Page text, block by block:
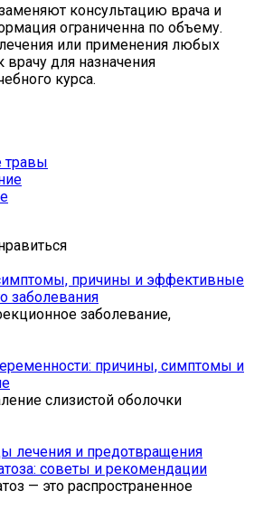
консультацию врача и
ограниченна по объему.
или применения любых
врачу для назначения
курса.
травы
причины и эффективные
заболевания
заболевание,
причины, симптомы и
слизистой оболочки
лечения и предотвращения
советы и рекомендации
— это распространенное